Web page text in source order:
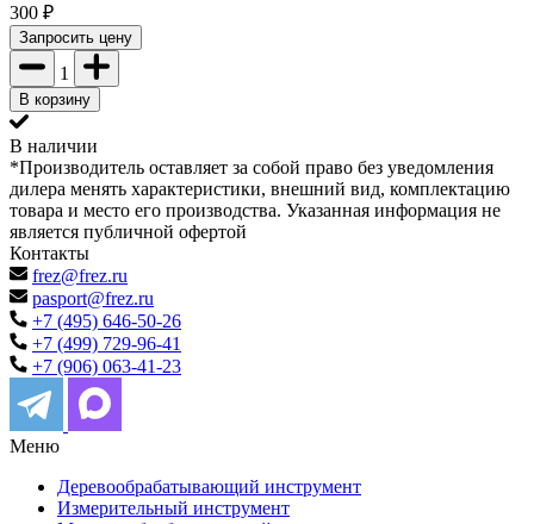
300 ₽
Запросить цену
1
В корзину
В наличии
*Производитель оставляет за собой право без уведомления
дилера менять характеристики, внешний вид, комплектацию
товара и место его производства. Указанная информация не
является публичной офертой
Контакты
frez@frez.ru
pasport@frez.ru
+7 (495) 646-50-26
+7 (499) 729-96-41
+7 (906) 063-41-23
Меню
Деревообрабатывающий инструмент
Измерительный инструмент